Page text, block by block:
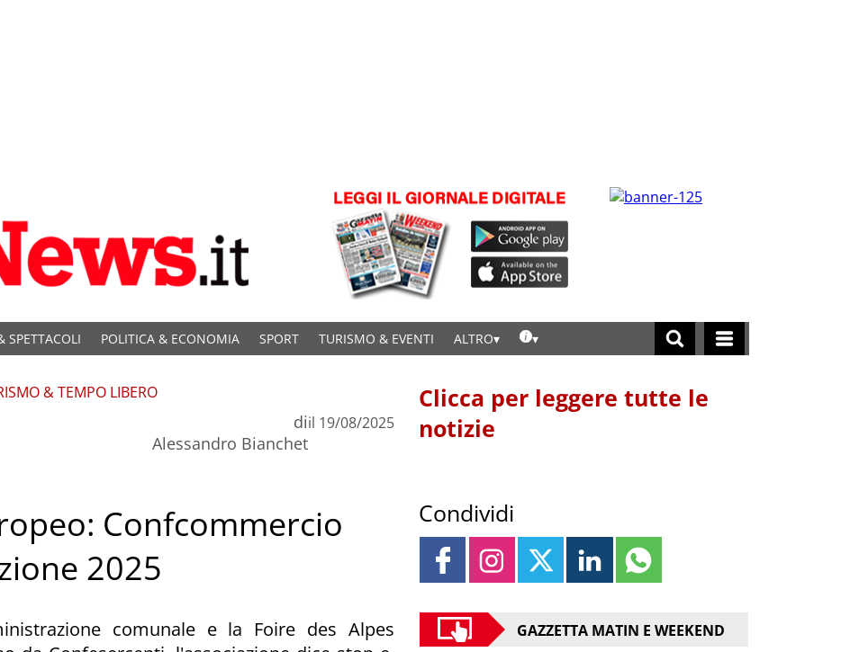
SPETTACOLI POLITICA & ECONOMIA SPORT TURISMO & EVENTI ALTRO
& TEMPO LIBERO
di
Alessandro Bianchet
il 19/08/2025
Confcommercio
2025
comunale e la Foire des Alpes
Clicca per leggere tutte le
notizie
Condividi
GAZZETTA MATIN E WEEKEND